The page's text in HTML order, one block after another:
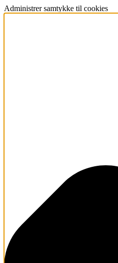
Administrer samtykke til cookies